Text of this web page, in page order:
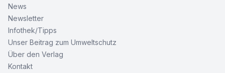
News
Newsletter
Infothek/Tipps
Unser Beitrag zum Umweltschutz
Über den Verlag
Kontakt